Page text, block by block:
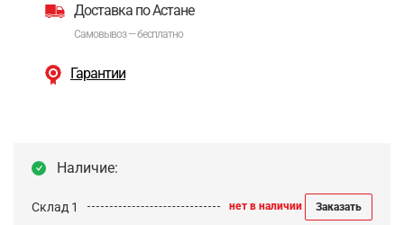
Доставка по Астане
Самовывоз — бесплатно
Гарантии
Наличие:
Склад 1 нет в наличии Заказать